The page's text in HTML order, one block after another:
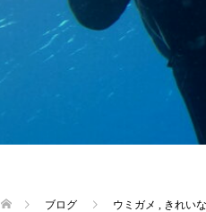
ブログ ウミガメ きれい